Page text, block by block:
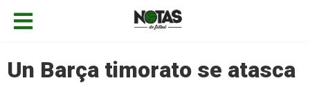
Un Barça timorato se atasca